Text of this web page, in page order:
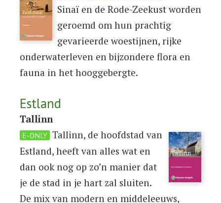
Sinaï en de Rode-Zeekust worden
geroemd om hun prachtig
gevarieerde woestijnen, rijke
onderwaterleven en bijzondere flora en
fauna in het hooggebergte.
Estland
Tallinn
E-ONLY Tallinn, de hoofdstad van
Estland, heeft van alles wat en
dan ook nog op zo’n manier dat
je de stad in je hart zal sluiten.
De mix van modern en middeleeuws,